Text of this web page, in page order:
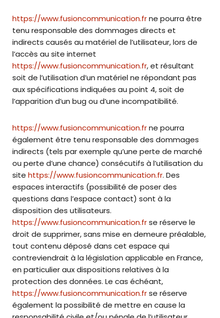
https://www.fusioncommunication.frne pourra être
tenu responsable des dommages directs et
indirects causés au matériel de l’utilisateur, lors de
l’accès au site internet
https://www.fusioncommunication.fr, et résultant
soit de l’utilisation d’un matériel ne répondant pas
aux spécifications indiquées au point 4, soit de
l’apparition d’un bug ou d’une incompatibilité.
https://www.fusioncommunication.frne pourra
également être tenu responsable des dommages
indirects (tels par exemple qu’une perte de marché
ou perte d’une chance) consécutifs à l’utilisation du
site https://www.fusioncommunication.fr. Des
espaces interactifs (possibilité de poser des
questions dans l’espace contact) sont à la
disposition des utilisateurs.
https://www.fusioncommunication.frse réserve le
droit de supprimer, sans mise en demeure préalable,
tout contenu déposé dans cet espace qui
contreviendrait à la législation applicable en France,
en particulier aux dispositions relatives à la
protection des données. Le cas échéant,
https://www.fusioncommunication.frse réserve
également la possibilité de mettre en cause la